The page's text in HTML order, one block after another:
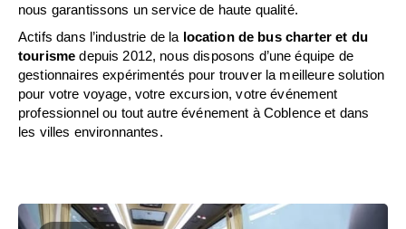
nous garantissons un service de haute qualité.
Actifs dans l’industrie de la location de bus charter et du
tourisme depuis 2012, nous disposons d’une équipe de
gestionnaires expérimentés pour trouver la meilleure solution
pour votre voyage, votre excursion, votre événement
professionnel ou tout autre événement à Coblence et dans
les villes environnantes.